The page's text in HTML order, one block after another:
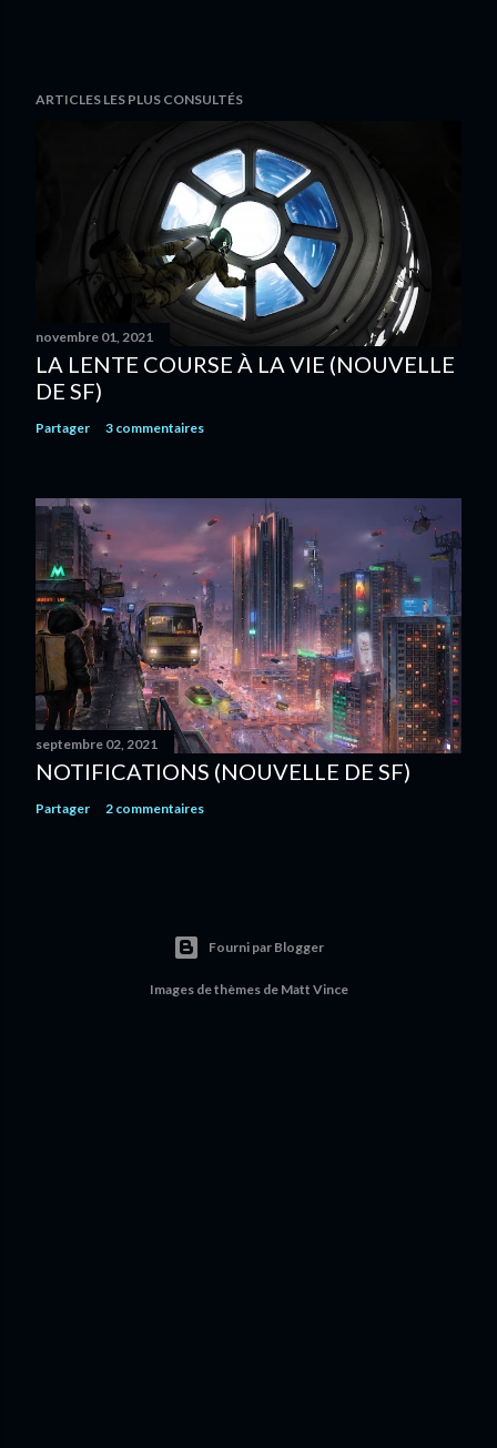
ARTICLES LES PLUS CONSULTÉS
novembre 01, 2021
LA LENTE COURSE À LA VIE (NOUVELLE
DE SF)
Partager 3 commentaires
septembre 02, 2021
NOTIFICATIONS (NOUVELLE DE SF)
Partager 2 commentaires
Fourni par Blogger
Images de thèmes de Matt Vince